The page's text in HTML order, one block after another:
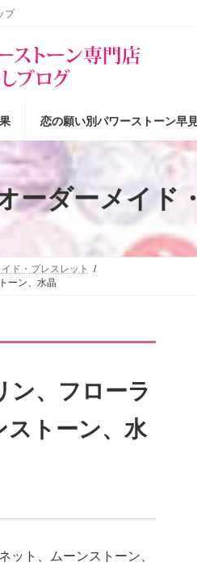
プ
恋の願い別パワーストーン早
ーダーメイド
ド・ブレスレット
ーン、水晶
、フローラ
ストーン、水
ット、ムーンストーン、